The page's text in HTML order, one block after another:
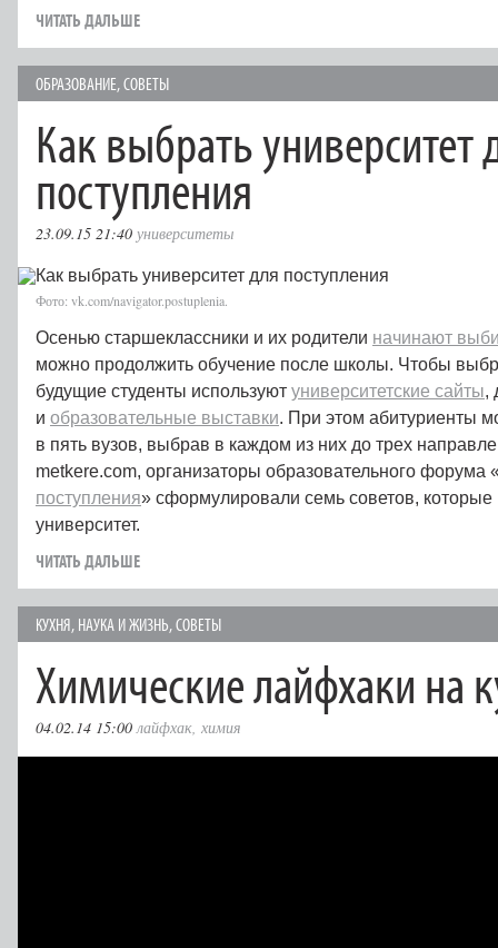
ЧИТАТЬ ДАЛЬШЕ
ОБРАЗОВАНИЕ,СОВЕТЫ
Как выбрать университет
поступления
23.09.15 21:40 университеты
Фото: vk.com/navigator.postuplenia.
Осенью старшеклассники и их родители начинают
можно продолжить обучение после школы. Чтобы
будущие студенты используют университетские сайты,
и образовательные выставки. При этом абитуриенты
в пять вузов, выбрав в каждом из них до трех
metkere.com, организаторы образовательного форума
поступления» сформулировали семь советов, которые
университет.
ЧИТАТЬ ДАЛЬШЕ
КУХНЯ, НАУКА И ЖИЗНЬ,СОВЕТЫ
Химические лайфхаки на
04.02.14 15:00 лайфхак химия